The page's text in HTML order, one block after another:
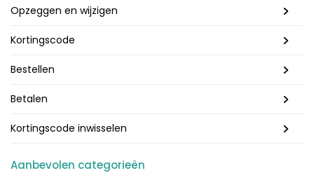
Opzeggen en wijzigen
Kortingscode
Bestellen
Betalen
Kortingscode inwisselen
Aanbevolen categorieën